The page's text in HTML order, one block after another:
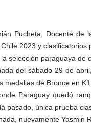
Pucheta, Docente
2023 y clasificatorios
selección paraguaya de
del sábado 29 de
medallas de Bronce en
Paraguay quedó
pasado, única prueba
nuevamente Yasmin